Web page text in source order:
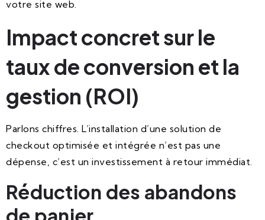
votre site web.
Impact concret sur le
taux de conversion et la
gestion (ROI)
Parlons chiffres. L’installation d’une solution de
checkout optimisée et intégrée n’est pas une
dépense, c’est un investissement à retour immédiat.
Réduction des abandons